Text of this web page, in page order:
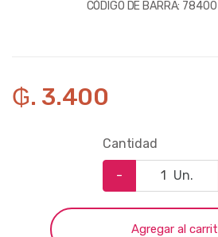
CÓDIGO DE BARRA:
₲. 3.400
Cantidad
- Un.
Agregar al